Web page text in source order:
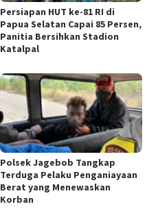
Persiapan HUT ke-81 RI di
Papua Selatan Capai 85 Persen,
Panitia Bersihkan Stadion
Katalpal
Polsek Jagebob Tangkap
Terduga Pelaku Penganiayaan
Berat yang Menewaskan
Korban